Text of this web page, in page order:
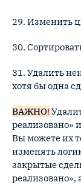
29. Изменить
30.
31. Удалить
хотя бы одна
ВАЖНО!
реализовано»
Вы можете их
изменять
закрытые
реализовано»,